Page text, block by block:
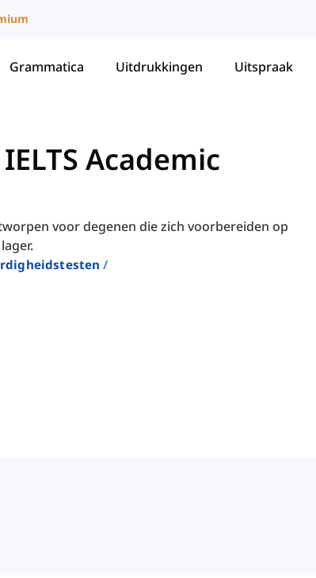
Grammatica Uitdrukkingen Uitspraak
Academic
voor degenen die zich voorbereiden op